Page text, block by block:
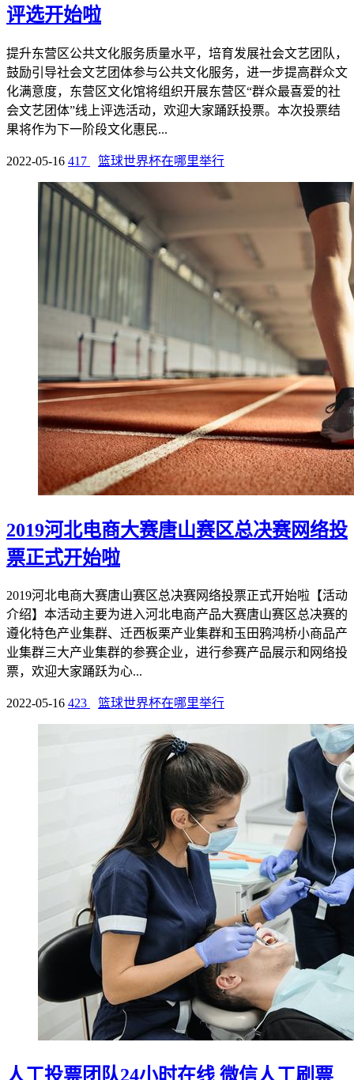
评选开始啦
提升东营区公共文化服务质量水平，培育发展社会文艺团队，
鼓励引导社会文艺团体参与公共文化服务，进一步提高群众文
化满意度，东营区文化馆将组织开展东营区“群众最喜爱的社
会文艺团体”线上评选活动，欢迎大家踊跃投票。本次投票结
果将作为下一阶段文化惠民...
2022-05-16 417 篮球世界杯在哪里举行
2019河北电商大赛唐山赛区总决赛网络投
票正式开始啦
2019河北电商大赛唐山赛区总决赛网络投票正式开始啦【活动
介绍】本活动主要为进入河北电商产品大赛唐山赛区总决赛的
遵化特色产业集群、迁西板栗产业集群和玉田鸦鸿桥小商品产
业集群三大产业集群的参赛企业，进行参赛产品展示和网络投
票，欢迎大家踊跃为心...
2022-05-16 423 篮球世界杯在哪里举行
人工投票团队24小时在线 微信人工刷票